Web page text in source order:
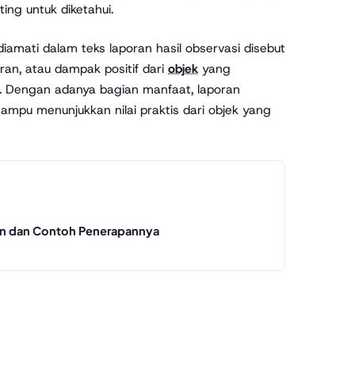
untuk diketahui.
dalam teks laporan hasil observasi disebut
atau dampak positif dari objek yang
adanya bagian manfaat, laporan
menunjukkan nilai praktis dari objek yang
dan Contoh Penerapannya